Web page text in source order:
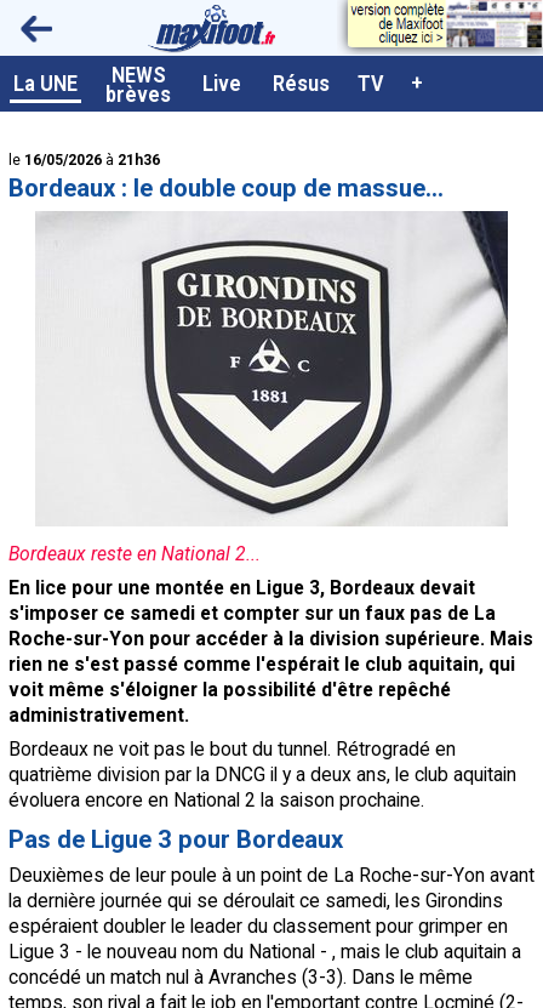
La UNE NEWS
brèves Live Résus TV +
<
le 16/05/2026 à 21h36
Bordeaux : le double coup de massue...
Bordeaux reste en National 2...
En lice pour une montée en Ligue 3, Bordeaux devait
s'imposer ce samedi et compter sur un faux pas de La
Roche-sur-Yon pour accéder à la division supérieure. Mais
rien ne s'est passé comme l'espérait le club aquitain, qui
voit même s'éloigner la possibilité d'être repêché
administrativement.
Bordeaux ne voit pas le bout du tunnel. Rétrogradé en
quatrième division par la DNCG il y a deux ans, le club aquitain
évoluera encore en National 2 la saison prochaine.
Pas de Ligue 3 pour Bordeaux
Deuxièmes de leur poule à un point de La Roche-sur-Yon avant
la dernière journée qui se déroulait ce samedi, les Girondins
espéraient doubler le leader du classement pour grimper en
Ligue 3 - le nouveau nom du National - , mais le club aquitain a
concédé un match nul à Avranches (3-3). Dans le même
temps, son rival a fait le job en l'emportant contre Locminé (2-
A la UNE
Live / Matchs en direct
Résultats et Classements
Class. buteurs européens
Programme TV foot
Tableau transferts L1
Paramètrages / Options
Recrutement Maxifoot
Mentions légales
site web Maxifoot.fr